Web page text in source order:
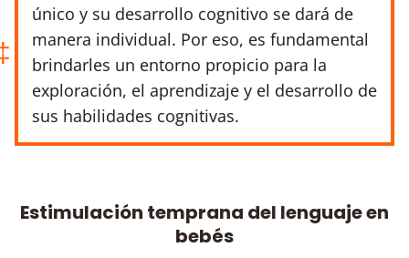
único y su desarrollo cognitivo se dará de
manera individual. Por eso, es fundamental
brindarles un entorno propicio para la
exploración, el aprendizaje y el desarrollo de
sus habilidades cognitivas.
Estimulación temprana del lenguaje en
bebés